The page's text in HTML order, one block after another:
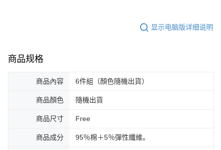
显示电脑版详细说明
商品规格
商品內容 6件組（顏色隨機出貨）
商品顏色 隨機出貨
商品尺寸 Free
商品成分 95％棉＋5％彈性纖維。